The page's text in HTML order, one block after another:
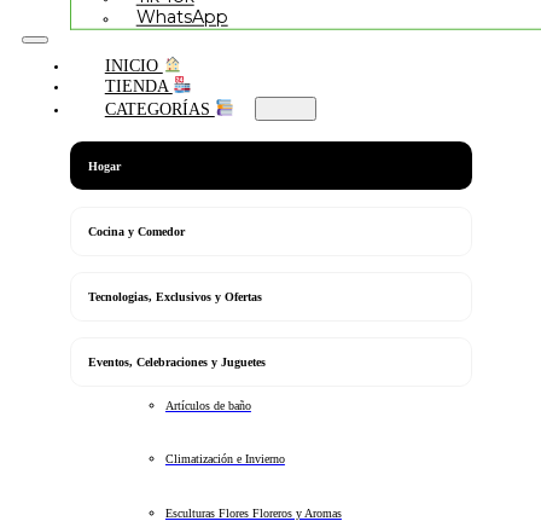
WhatsApp
INICIO
TIENDA
CATEGORÍAS
Hogar
Cocina y Comedor
Tecnologias, Exclusivos y Ofertas
Eventos, Celebraciones y Juguetes
Artículos de baño
Climatización e Invierno
Esculturas Flores Floreros y Aromas